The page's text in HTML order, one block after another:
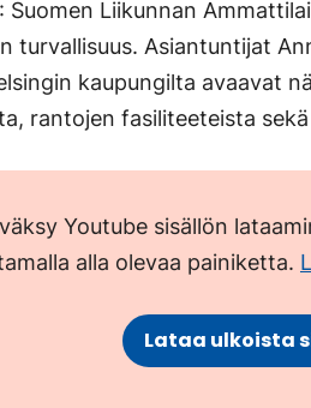
välilehteen.)
sivustolla.
Linkki
avautuu
uuteen
Suomen Liikunnan
turvallisuus. Asiantuntijat
kaupungilta avaavat
rantojen fasiliteeteista
Youtube sisällön
alla olevaa painiketta.
Lataa ulkoista